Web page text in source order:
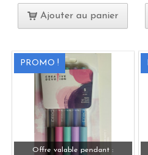
Ajouter au panier
PROMO !
Offre valable pendant :